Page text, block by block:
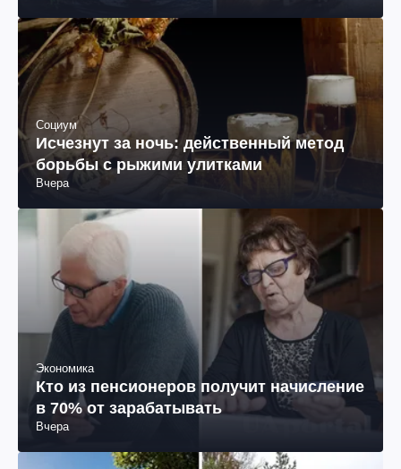
Социум
Исчезнут за ночь: действенный метод
борьбы с рыжими улитками
Вчера
Экономика
Кто из пенсионеров получит начисление
в 70% от зарабатывать
Вчера